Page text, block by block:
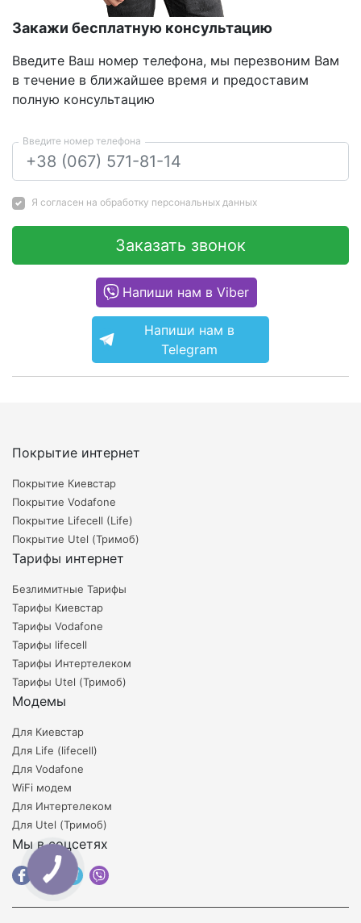
Закажи бесплатную консультацию
Введите Ваш номер телефона, мы перезвоним Вам
в течение в ближайшее время и предоставим
полную консультацию
Введите номер телефона
Я согласен на обработку персональных данных
Заказать звонок
Напиши нам в Viber
Напиши нам в
Telegram
Покрытие интернет
Покрытие Киевстар
Покрытие Vodafone
Покрытие Lifecell (Life)
Покрытие Utel (Тримоб)
Тарифы интернет
Безлимитные Тарифы
Тарифы Киевстар
Тарифы Vodafone
Тарифы lifecell
Тарифы Интертелеком
Тарифы Utel (Тримоб)
Модемы
Для Киевстар
Для Life (lifecell)
Для Vodafone
WiFi модем
Для Интертелеком
Для Utel (Тримоб)
Мы в соцсетях